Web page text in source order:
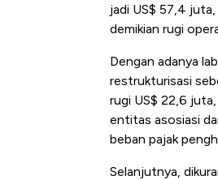
jadi US$ 57,4
demikian rugi
Dengan adanya
restrukturisasi
rugi US$ 22,6
entitas asosiasi
beban pajak
Selanjutnya,